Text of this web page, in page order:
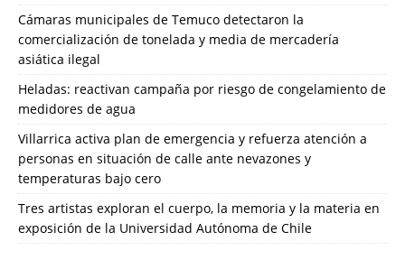
Cámaras municipales de Temuco detectaron la
comercialización de tonelada y media de mercadería
asiática ilegal
Heladas: reactivan campaña por riesgo de congelamiento de
medidores de agua
Villarrica activa plan de emergencia y refuerza atención a
personas en situación de calle ante nevazones y
temperaturas bajo cero
Tres artistas exploran el cuerpo, la memoria y la materia en
exposición de la Universidad Autónoma de Chile